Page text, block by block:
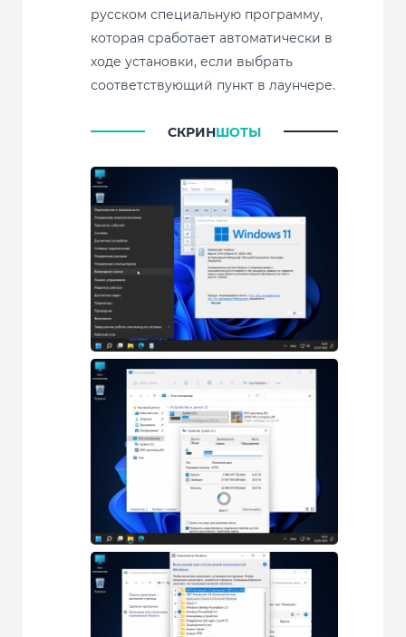
русском специальную программу,
которая сработает автоматически в
ходе установки, если выбрать
соответствующий пункт в лаунчере.
СКРИНШОТЫ